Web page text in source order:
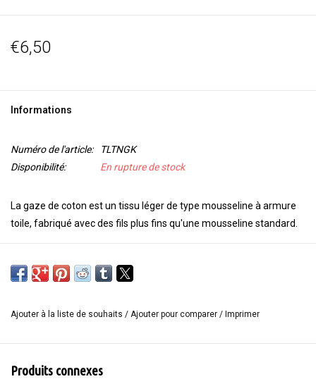
€6,50
Informations
Numéro de l'article:
TLTNGK
Disponibilité:
En rupture de stock
La gaze de coton est un tissu léger de type mousseline à armure
toile, fabriqué avec des fils plus fins qu'une mousseline standard.
vous recommandons de laver ce tissu avant de poursuivre le
traitement. Le tissu est vendu au mètre.
Taille: 96 cm de large.
Ajouter à la liste de souhaits / Ajouter pour comparer / Imprimer
Produits connexes